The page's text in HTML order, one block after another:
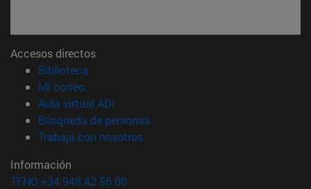
Accesos directos
Biblioteca
Mi correo(abre en nueva ventana)
Aula virtual ADI
Búsqueda de personas(abre en nueva ventana)
Trabaja con nosotros(abre en nueva ventana)
Información
TFNO +34 948 42 56 00